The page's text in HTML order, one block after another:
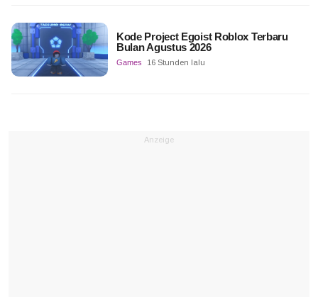
Kode Project Egoist Roblox Terbaru
Bulan Agustus 2026
Games 16 Stunden lalu
Anzeige